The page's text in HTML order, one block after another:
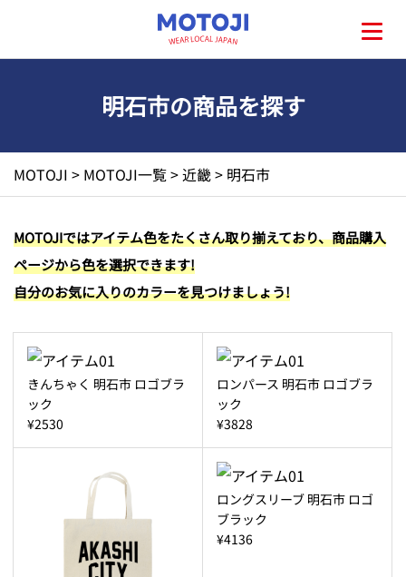
HOME
地元一覧
お問い合わせ
明石市の商品を探す
MOTOJI > MOTOJI一覧>近畿> 明石市
MOTOJIではアイテム色をたくさん取り揃えており、商品購入
ページから色を選択できます!
自分のお気に入りのカラーを見つけましょう!
きんちゃく 明石市 ロゴブラ
ック
¥2530
ロンパース 明石市 ロゴブラ
ック
¥3828
ロングスリーブ 明石市 ロゴ
ブラック
¥4136